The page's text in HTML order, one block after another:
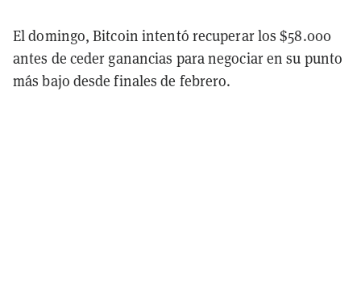
El domingo, Bitcoin intentó recuperar los $58.000
antes de ceder ganancias para negociar en su punto
más bajo desde finales de febrero.